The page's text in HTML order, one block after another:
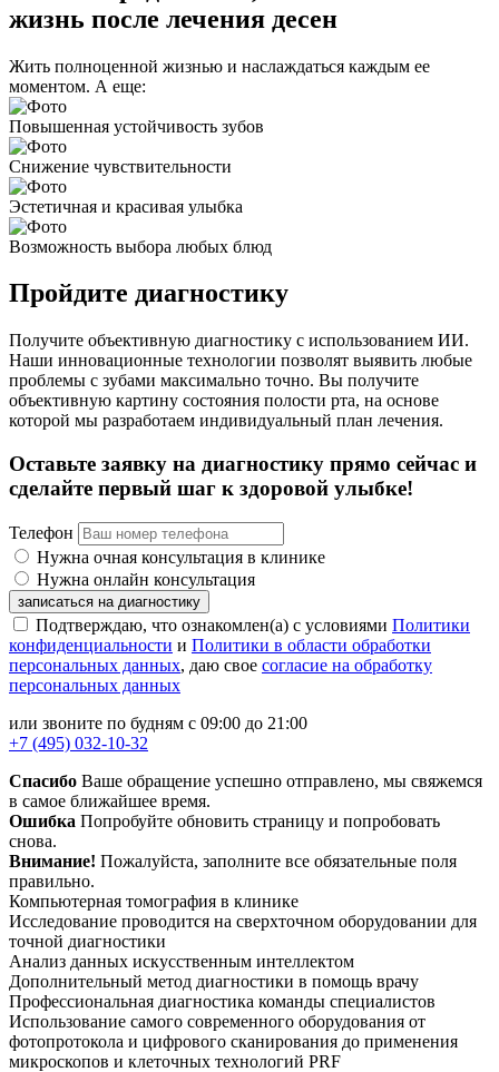
жизнь после лечения десен
Жить полноценной жизнью и наслаждаться каждым ее
моментом. А еще:
Повышенная устойчивость зубов
Снижение чувствительности
Эстетичная и красивая улыбка
Возможность выбора любых блюд
Пройдите диагностику
Получите объективную диагностику с использованием ИИ.
Наши инновационные технологии позволят выявить любые
проблемы с зубами максимально точно. Вы получите
объективную картину состояния полости рта, на основе
которой мы разработаем индивидуальный план лечения.
Оставьте заявку на диагностику прямо сейчас и
сделайте первый шаг к здоровой улыбке!
Телефон
Нужна очная консультация в клинике
Нужна онлайн консультация
записаться на диагностику
Подтверждаю, что ознакомлен(а) с условиями Политики
конфиденциальности и Политики в области обработки
персональных данных, даю свое согласие на обработку
персональных данных
или звоните по будням с 09:00 до 21:00
+7 (495) 032-10-32
Спасибо Ваше обращение успешно отправлено, мы свяжемся
в самое ближайшее время.
Ошибка Попробуйте обновить страницу и попробовать
снова.
Внимание! Пожалуйста, заполните все обязательные поля
правильно.
Компьютерная томография в клинике
Исследование проводится на сверхточном оборудовании для
точной диагностики
Анализ данных искусственным интеллектом
Дополнительный метод диагностики в помощь врачу
Профессиональная диагностика команды специалистов
Использование самого современного оборудования от
фотопротокола и цифрового сканирования до применения
микроскопов и клеточных технологий PRF